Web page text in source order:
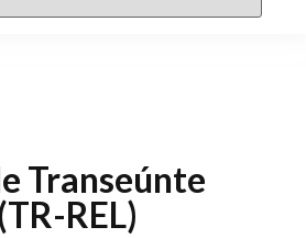
Transeúnte
REL)